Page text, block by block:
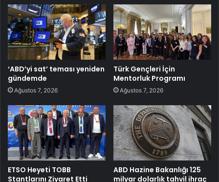
‘ABD’yi sat’ teması yeniden
gündemde
Ağustos 7, 2026
Türk Gençleri İçin
Mentorluk Programı
Ağustos 7, 2026
ETSO Heyeti TOBB
Stantlarını Ziyaret Etti
ABD Hazine Bakanlığı 125
milyar dolarlık tahvil ihraç